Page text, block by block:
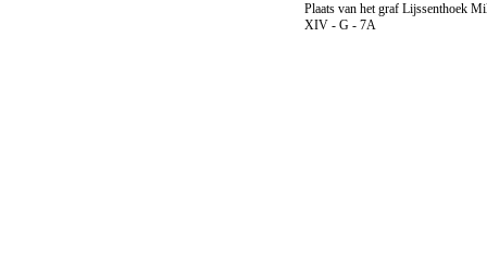
Plaats van het graf Lijssenthoek
XIV - G - 7A